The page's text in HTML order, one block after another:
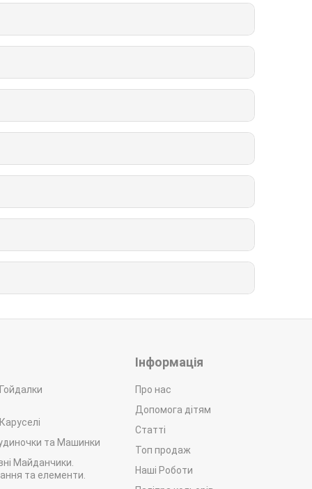
та Машинки
Майданчики.
та елементи.
Інформація
Про нас
Допомога дітям
Статті
Топ продаж
Наші Роботи